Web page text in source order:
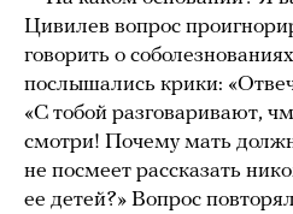
Цивилев вопрос
говорить о
послышались крики:
«С тобой разговаривают,
смотри! Почему мать
не посмеет рассказать
ее детей?» Вопрос